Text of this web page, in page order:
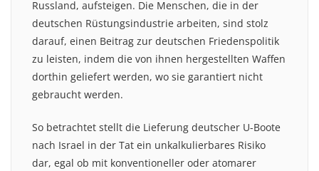
Russland, aufsteigen. Die Menschen, die in der
deutschen Rüstungsindustrie arbeiten, sind stolz
darauf, einen Beitrag zur deutschen Friedenspolitik
zu leisten, indem die von ihnen hergestellten Waffen
dorthin geliefert werden, wo sie garantiert nicht
gebraucht werden.
So betrachtet stellt die Lieferung deutscher U-Boote
nach Israel in der Tat ein unkalkulierbares Risiko
dar, egal ob mit konventioneller oder atomarer